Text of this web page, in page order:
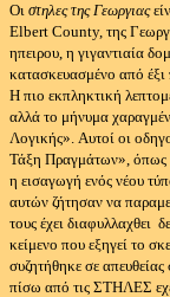
Οι στηλες της Γεωργιας
Elbert County, της
ηπειρου, η γιγαντιαία
κατασκευασμένο από έξι
Η πιο εκπληκτική
αλλά το μήνυμα
Λογικής». Αυτοί οι
Τάξη Πραγμάτων», όπως
η εισαγωγή ενός νέου
αυτών ζήτησαν να
τους έχει διαφυλλαχθει
κείμενο που εξηγεί το
συζητήθηκε σε απευθείας
πίσω από τις ΣΤΗΛΕΣ